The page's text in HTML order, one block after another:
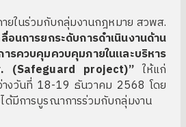
นร่วมกับกลุ่มงานกฎหมาย สวพส.
นการยกระดับการดำเนินงานด้าน
ควบคุมควบคุมภายในและบริหาร
. (Safeguard project)”ให้แก่
างวันที่ 18-19 ธันวาคม 2568 โดย
ด้มีการบูรณาการร่วมกับกลุ่มงาน